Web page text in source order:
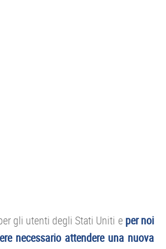
gli utenti degli Stati Uniti e per noi
necessario attendere una nuova